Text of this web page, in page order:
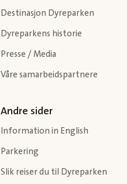
Destinasjon Dyreparken
Dyreparkens historie
Presse / Media
Våre samarbeidspartnere
Andre sider
Information in English
Parkering
Slik reiser du til Dyreparken